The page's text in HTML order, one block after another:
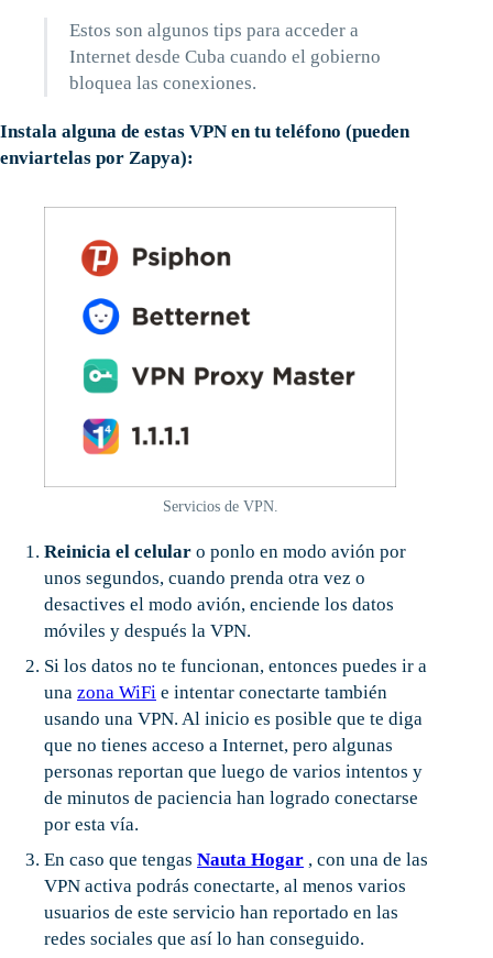
Estos son algunos tips para acceder a
Internet desde Cuba cuando el gobierno
bloquea las conexiones.
Instala alguna de estas VPN en tu teléfono (pueden
enviartelas por Zapya):
Servicios de VPN.
Reinicia el celular o ponlo en modo avión por
unos segundos, cuando prenda otra vez o
desactives el modo avión, enciende los datos
móviles y después la VPN.
Si los datos no te funcionan, entonces puedes ir a
una zona WiFi e intentar conectarte también
usando una VPN. Al inicio es posible que te diga
que no tienes acceso a Internet, pero algunas
personas reportan que luego de varios intentos y
de minutos de paciencia han logrado conectarse
por esta vía.
En caso que tengas Nauta Hogar , con una de las
VPN activa podrás conectarte, al menos varios
usuarios de este servicio han reportado en las
redes sociales que así lo han conseguido.